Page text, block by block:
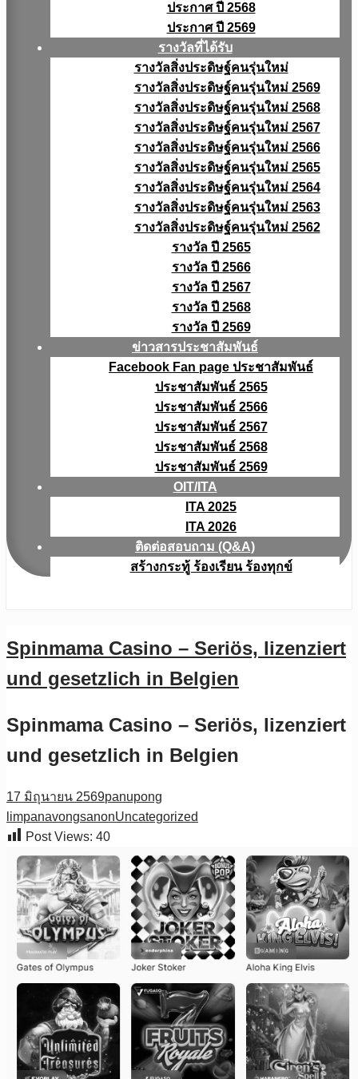
ประกาศ ปี 2568
ประกาศ ปี 2569
รางวัลที่ได้รับ
รางวัลสิ่งประดิษฐ์คนรุ่นใหม่
รางวัลสิ่งประดิษฐ์คนรุ่นใหม่ 2569
รางวัลสิ่งประดิษฐ์คนรุ่นใหม่ 2568
รางวัลสิ่งประดิษฐ์คนรุ่นใหม่ 2567
รางวัลสิ่งประดิษฐ์คนรุ่นใหม่ 2566
รางวัลสิ่งประดิษฐ์คนรุ่นใหม่ 2565
รางวัลสิ่งประดิษฐ์คนรุ่นใหม่ 2564
รางวัลสิ่งประดิษฐ์คนรุ่นใหม่ 2563
รางวัลสิ่งประดิษฐ์คนรุ่นใหม่ 2562
รางวัล ปี 2565
รางวัล ปี 2566
รางวัล ปี 2567
รางวัล ปี 2568
รางวัล ปี 2569
ข่าวสารประชาสัมพันธ์
Facebook Fan page ประชาสัมพันธ์
ประชาสัมพันธ์ 2565
ประชาสัมพันธ์ 2566
ประชาสัมพันธ์ 2567
ประชาสัมพันธ์ 2568
ประชาสัมพันธ์ 2569
OIT/ITA
ITA 2025
ITA 2026
ติดต่อสอบถาม (Q&A)
สร้างกระทู้ ร้องเรียน ร้องทุกข์
Spinmama Casino – Seriös, lizenziert
und gesetzlich in Belgien
Spinmama Casino – Seriös, lizenziert
und gesetzlich in Belgien
17 มิถุนายน 2569panupong
limpanavongsanonUncategorized
Post Views: 40